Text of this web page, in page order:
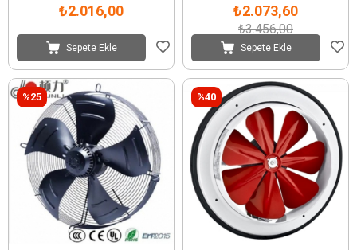
₺2.016,00
Sepete Ekle
₺2.073,60
₺3.456,00
Sepete Ekle
%25 %40